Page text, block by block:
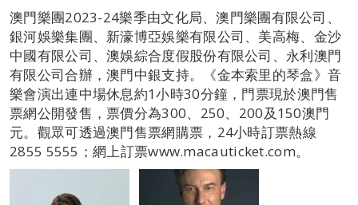
澳門樂團2023-24樂季由文化局、澳門樂團有限公司、
銀河娛樂集團、新濠博亞娛樂有限公司、美高梅、金沙
中國有限公司、澳娛綜合度假股份有限公司、永利澳門
有限公司合辦，澳門中銀支持。《金本索里的琴盒》音
樂會演出連中場休息約1小時30分鐘，門票現於澳門售
票網公開發售，票價分為300、250、200及150澳門
元。觀眾可透過澳門售票網購票，24小時訂票熱線
2855 5555；網上訂票www.macauticket.com。